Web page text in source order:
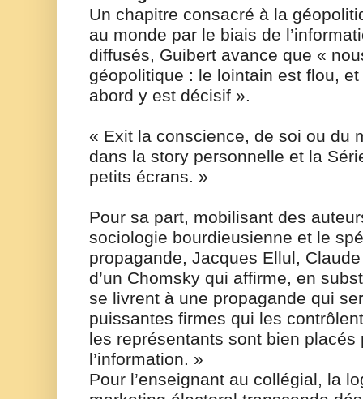
Un chapitre consacré à la
au monde par le biais de
diffusés, Guibert avance que «
géopolitique : le lointain est flou, et
abord y est décisif ».
« Exit la conscience, de soi ou du
dans la story personnelle et la
petits écrans. »
Pour sa part, mobilisant des
sociologie bourdieusienne et le
propagande, Jacques Ellul,
d’un Chomsky qui affirme, en
se livrent à une propagande qui
puissantes firmes qui les
les représentants sont bien placés
l’information. »
Pour l’enseignant au collégial, la